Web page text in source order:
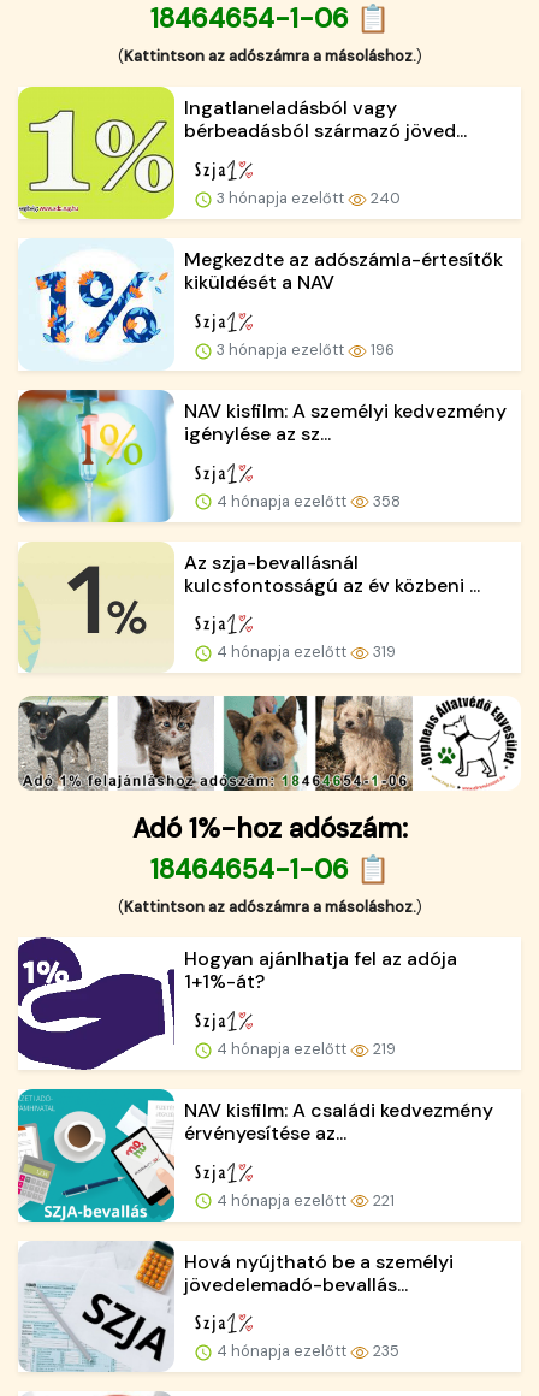
18464654-1-06 📋
(Kattintson az adószámra a másoláshoz.)
Ingatlaneladásból vagy
bérbeadásból származó jöved...
3 hónapja ezelőtt 240
Megkezdte az adószámla-értesítők
kiküldését a NAV
3 hónapja ezelőtt 196
NAV kisfilm: A személyi kedvezmény
igénylése az sz...
4 hónapja ezelőtt 358
Az szja-bevallásnál
kulcsfontosságú az év közbeni ...
4 hónapja ezelőtt 319
Adó 1%-hoz adószám:
18464654-1-06 📋
(Kattintson az adószámra a másoláshoz.)
Hogyan ajánlhatja fel az adója
1+1%-át?
4 hónapja ezelőtt 219
NAV kisfilm: A családi kedvezmény
érvényesítése az...
4 hónapja ezelőtt 221
Hová nyújtható be a személyi
jövedelemadó-bevallás...
4 hónapja ezelőtt 235